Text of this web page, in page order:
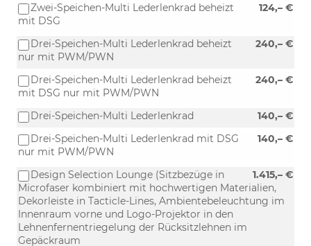
124,– €
Zwei-Speichen-Multi Lederlenkrad beheizt
mit DSG
240,– €
Drei-Speichen-Multi Lederlenkrad beheizt
nur mit PWM/PWN
240,– €
Drei-Speichen-Multi Lederlenkrad beheizt
mit DSG nur mit PWM/PWN
140,– €
Drei-Speichen-Multi Lederlenkrad
140,– €
Drei-Speichen-Multi Lederlenkrad mit DSG
nur mit PWM/PWN
1.415,– €
Design Selection Lounge (Sitzbezüge in
Microfaser kombiniert mit hochwertigen Materialien,
Dekorleiste in Tacticle-Lines, Ambientebeleuchtung im
Innenraum vorne und Logo-Projektor in den
Lehnenfernentriegelung der Rücksitzlehnen im
Gepäckraum